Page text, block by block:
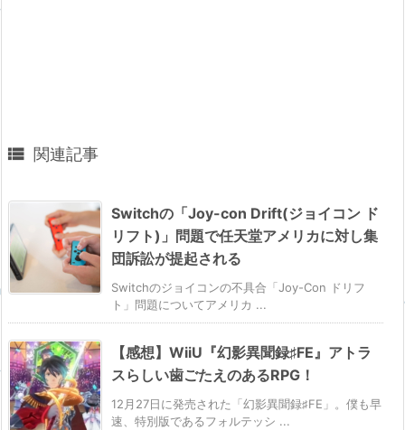
 関連記事
Switchの「Joy-con Drift(ジョイコン ド
リフト)」問題で任天堂アメリカに対し集
団訴訟が提起される
Switchのジョイコンの不具合「Joy-Con ドリフ
ト」問題についてアメリカ ...
【感想】WiiU『幻影異聞録♯FE』アトラ
スらしい歯ごたえのあるRPG！
12月27日に発売された「幻影異聞録♯FE」。僕も早
速、特別版であるフォルテッシ ...